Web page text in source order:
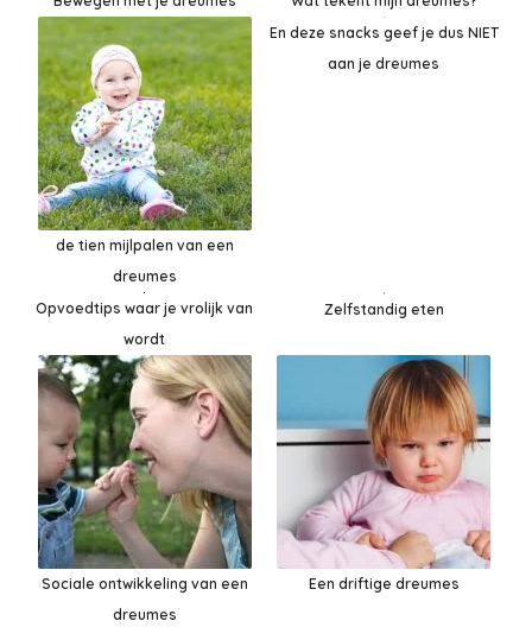
de tien mijlpalen van een
dreumes
En deze snacks geef je dus NIET
aan je dreumes
Opvoedtips waar je vrolijk van
wordt
Zelfstandig eten
Sociale ontwikkeling van een
dreumes
Een driftige dreumes